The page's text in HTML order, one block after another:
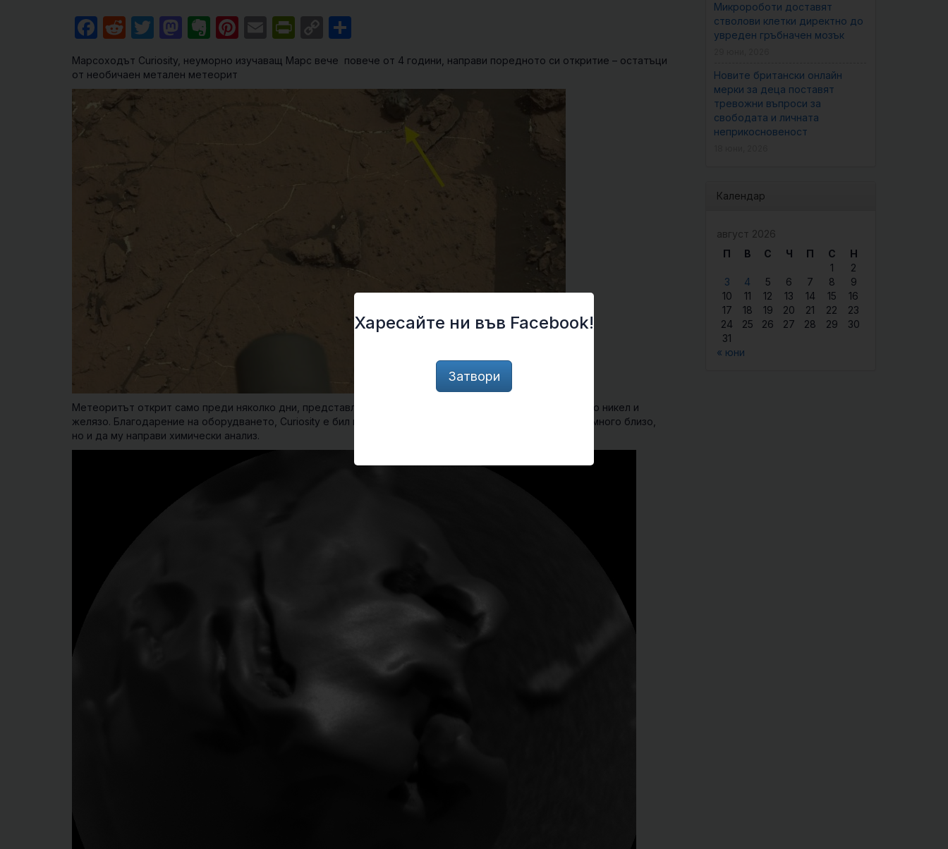
Facebook
RedditTwitter
Mastodon
Evernote
Pinterest
EmailPrintFriendly
Copy
Марсоходът Curiosity, неуморно изучаващ Марс вече повече от 4 години, направи поредното си откритие – остатъци
от необичаен метален метеорит
Метеоритът открит само преди няколко дни, представлява неголям овален обект, съдържащ предимно никел и
желязо. Благодарение на оборудването, Curiosity е бил в състояние не само да заснеме метеорита от много близо,
но и да му направи химически анализ.
Микророботи доставят
стволови клетки директно до
увреден гръбначен мозък
Новите британски онлайн
мерки за деца поставят
тревожни въпроси за
свободата и личната
неприкосновеност
Календар
август 2026
П
В С Ч П С
Н
1
2
3
4 5 6 7 8
9
10
11 12 13 14 15
16
17
18 19 20 21 22
23
24
25 26 27 28 29
30
31
« юни
Харесайте ни във Facebook!
Затвори